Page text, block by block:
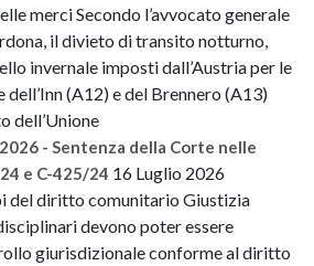
merci Secondo l’avvocato generale
il divieto di transito notturno,
invernale imposti dall’Austria per le
(A12) e del Brennero (A13)
dell’Unione
- Sentenza della Corte nelle
e C-425/24 16 Luglio 2026
del diritto comunitario Giustizia
devono poter essere
giurisdizionale conforme al diritto